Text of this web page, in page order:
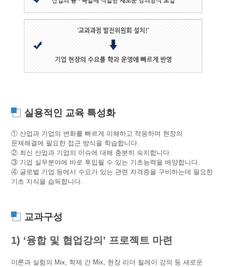
실용적인 교육 특성화
① 산업과 기업의 변화를 빠르게 이해하고 적응하며 현장의
문제해결에 필요한 접근 방식을 학습합니다.
② 최신 산업과 기업의 이슈에 대해 충분히 숙지합니다.
③ 기업 실무분야에 바로 투입될 수 있는 기초능력을 배양합니다.
④ 글로벌 기업 등에서 수요가 있는 관련 자격증을 구비하는데 필요한
기초 지식을 습득합니다.
교과구성
1) ‘융합 및 협업강의’ 프로젝트 마련
이론과 실험의 Mix, 학제 간 Mix, 현장 리더 릴레이 강의 등 새로운